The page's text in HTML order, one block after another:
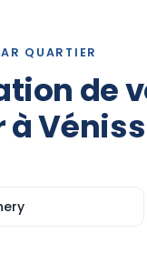
QUARTIER
de